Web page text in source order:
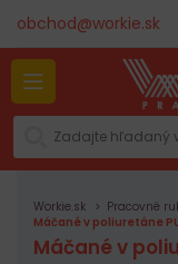
obchod@workie.sk
Workie.sk Pracovné
Máčané v poliuretáne
Máčané v